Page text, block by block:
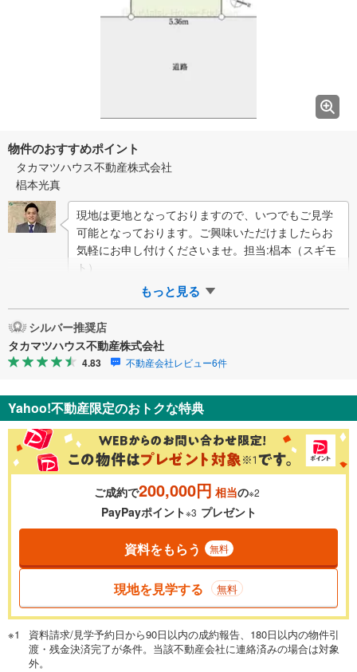
物件のおすすめポイント
タカマツハウス不動産株式会社
椙本光真
現地は更地となっておりますので、いつでもご見学
可能となっております。ご興味いただけましたらお
気軽にお申し付けくださいませ。担当:椙本（スギモ
ト）
もっと見る
シルバー推奨店
タカマツハウス不動産株式会社
4.83 不動産会社レビュー6件
Yahoo!不動産限定のおトクな特典
ご成約で200,000円 相当の※2
PayPayポイント※3 プレゼント
資料をもらう 無料
現地を見学する 無料
資料請求/見学予約日から90日以内の成約報告、180日以内の物件引
渡・残金決済完了が条件。当該不動産会社に連絡済みの場合は対象
外。